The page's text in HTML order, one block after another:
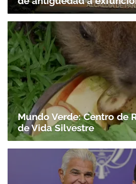
Gracias por suscribirte a
Mundo Verde: Centro de
de Vida Silvestre